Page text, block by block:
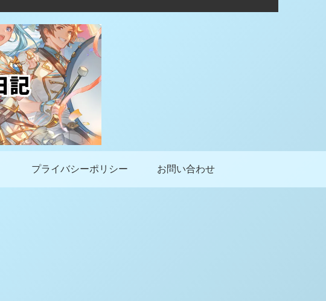
プライバシーポリシー お問い合わせ